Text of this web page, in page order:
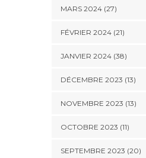
MARS 2024 (27)
FÉVRIER 2024 (21)
JANVIER 2024 (38)
DÉCEMBRE 2023 (13)
NOVEMBRE 2023 (13)
OCTOBRE 2023 (11)
SEPTEMBRE 2023 (20)